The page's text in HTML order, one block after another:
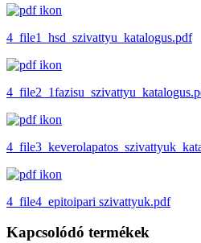
4_file1_hsd_szivattyu_katalogus.pdf
4_file4_epitoipari szivattyuk.pdf
Kapcsolódó termékek